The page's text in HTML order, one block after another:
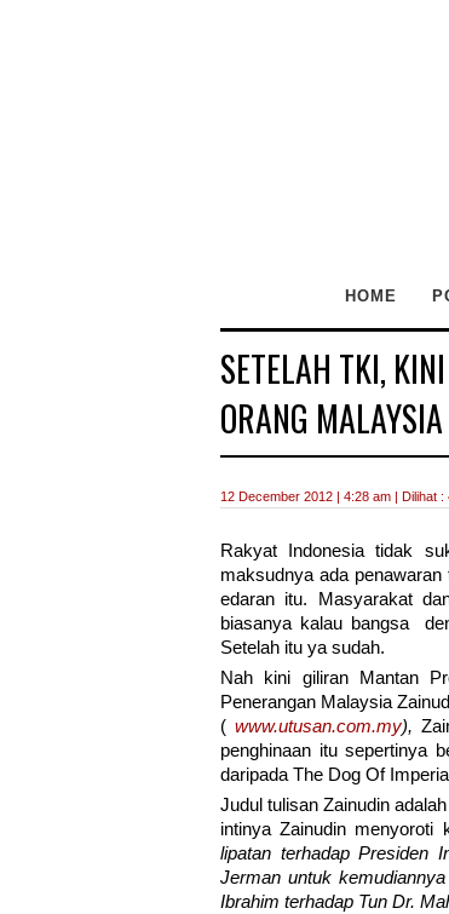
HOME
SETELAH TKI,
ORANG MALAYSIA
12 December 2012 | 4:28 am | Dilihat :
Rakyat Indonesia tidak
maksudnya ada
edaran itu. Masyarakat
biasanya kalau bangsa
Setelah itu ya sudah.
Nah kini giliran Mantan
Penerangan Malaysia
(www.utusan.com.my),
penghinaan itu sepertinya
daripada The Dog Of
Judul tulisan Zainudin
intinya Zainudin menyoroti
lipatan terhadap Presiden
Jerman untuk
Ibrahim terhadap Tun Dr.